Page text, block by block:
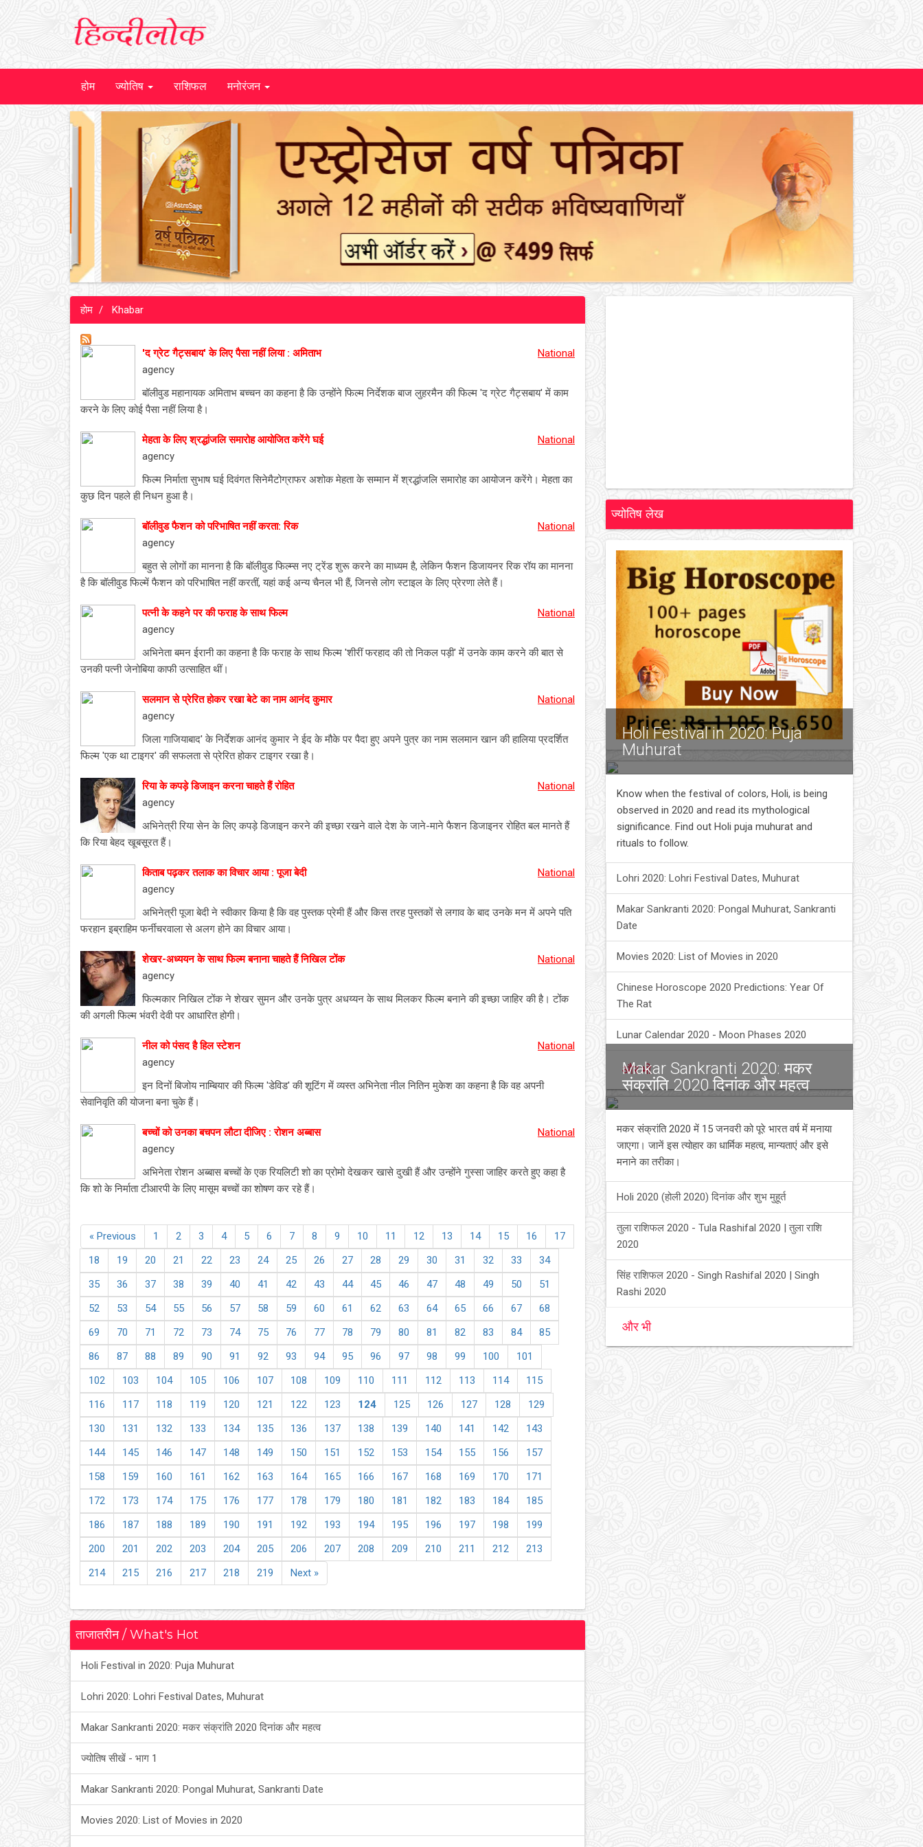
होम ज्योतिष राशिफल मनोरंजन
होम Khabar
'द ग्रेट गैट्सबाय' के लिए पैसा नहीं लिया : अमिताभ
National
agency
बॉलीवुड महानायक अमिताभ बच्चन का कहना है कि उन्होंने फिल्म निर्देशक बाज लुहरमैन की फिल्म 'द ग्रेट गैट्सबाय' में काम
करने के लिए कोई पैसा नहीं लिया है।
मेहता के लिए श्रद्धांजलि समारोह आयोजित करेंगे घई
National
agency
फिल्म निर्माता सुभाष घई दिवंगत सिनेमैटोग्राफर अशोक मेहता के सम्मान में श्रद्धांजलि समारोह का आयोजन करेंगे। मेहता का
कुछ दिन पहले ही निधन हुआ है।
बॉलीवुड फैशन को परिभाषित नहीं करता: रिक
National
agency
बहुत से लोगों का मानना है कि बॉलीवुड फिल्म्स नए ट्रेंड शुरू करने का माध्यम है, लेकिन फैशन डिजायनर रिक रॉय का मानना
है कि बॉलीवुड फिल्में फैशन को परिभाषित नहीं करतीं, यहां कई अन्य चैनल भी हैं, जिनसे लोग स्टाइल के लिए प्रेरणा लेते हैं।
पत्नी के कहने पर की फराह के साथ फिल्म
National
agency
अभिनेता बमन ईरानी का कहना है कि फराह के साथ फिल्म 'शीरीं फरहाद की तो निकल पड़ी' में उनके काम करने की बात से
उनकी पत्नी जेनोबिया काफी उत्साहित थीं।
सलमान से प्रेरित होकर रखा बेटे का नाम आनंद कुमार
National
agency
जिला गाजियाबाद' के निर्देशक आनंद कुमार ने ईद के मौके पर पैदा हुए अपने पुत्र का नाम सलमान खान की हालिया प्रदर्शित
फिल्म 'एक था टाइगर' की सफलता से प्रेरित होकर टाइगर रखा है।
रिया के कपड़े डिजाइन करना चाहते हैं रोहित
National
agency
अभिनेत्री रिया सेन के लिए कपड़े डिजाइन करने की इच्छा रखने वाले देश के जाने-माने फैशन डिजाइनर रोहित बल मानते हैं
कि रिया बेहद खूबसूरत हैं।
किताब पढ़कर तलाक का विचार आया : पूजा बेदी
National
agency
अभिनेत्री पूजा बेदी ने स्वीकार किया है कि वह पुस्तक प्रेमी हैं और किस तरह पुस्तकों से लगाव के बाद उनके मन में अपने पति
फरहान इब्राहिम फर्नीचरवाला से अलग होने का विचार आया।
शेखर-अध्ययन के साथ फिल्म बनाना चाहते हैं निखिल टोंक
National
agency
फिल्मकार निखिल टोंक ने शेखर सुमन और उनके पुत्र अधय्यन के साथ मिलकर फिल्म बनाने की इच्छा जाहिर की है। टोंक
की अगली फिल्म भंवरी देवी पर आधारित होगी।
नील को पंसद है हिल स्टेशन
National
agency
इन दिनों बिजोय नाम्बियार की फिल्म 'डेविड' की शूटिंग में व्यस्त अभिनेता नील नितिन मुकेश का कहना है कि वह अपनी
सेवानिवृति की योजना बना चुके हैं।
बच्चों को उनका बचपन लौटा दीजिए : रोशन अब्बास
National
agency
अभिनेता रोशन अब्बास बच्चों के एक रियलिटी शो का प्रोमो देखकर खासे दुखी हैं और उन्होंने गुस्सा जाहिर करते हुए कहा है
कि शो के निर्माता टीआरपी के लिए मासूम बच्चों का शोषण कर रहे हैं।
« Previous 1 2 3 4 5 6 7 8 9 10 11 12 13 14 15 16
17
18
19 20 21 22 23 24 25 26 27 28 29 30 31 32 33
34
35
36 37 38 39 40 41 42 43 44 45 46 47 48 49 50
51
52
53 54 55 56 57 58 59 60 61 62 63 64 65 66 67
68
69
70 71 72 73 74 75 76 77 78 79 80 81 82 83 84
85
86
87 88 89 90 91 92 93 94 95 96 97 98 99 100
101
102
103 104 105 106 107 108 109 110 111 112 113 114
115
116
117 118 119 120 121 122 123 124 125 126 127 128
129
130
131 132 133 134 135 136 137 138 139 140 141 142
143
144
145 146 147 148 149 150 151 152 153 154 155 156
157
158
159 160 161 162 163 164 165 166 167 168 169 170
171
172
173 174 175 176 177 178 179 180 181 182 183 184
185
186
187 188 189 190 191 192 193 194 195 196 197 198
199
200
201 202 203 204 205 206 207 208 209 210 211 212
213
214
215 216 217 218 219 Next »
ताजातरीन / What's Hot
Holi Festival in 2020: Puja Muhurat
Lohri 2020: Lohri Festival Dates, Muhurat
Makar Sankranti 2020: मकर संक्रांति 2020 दिनांक और महत्व
ज्योतिष सीखें - भाग 1
Makar Sankranti 2020: Pongal Muhurat, Sankranti Date
Movies 2020: List of Movies in 2020
ज्योतिष लेख
Holi Festival in 2020: Puja
Muhurat
Know when the festival of colors, Holi, is being
observed in 2020 and read its mythological
significance. Find out Holi puja muhurat and
rituals to follow.
Lohri 2020: Lohri Festival Dates, Muhurat
Makar Sankranti 2020: Pongal Muhurat, Sankranti
Date
Movies 2020: List of Movies in 2020
Chinese Horoscope 2020 Predictions: Year Of
The Rat
Lunar Calendar 2020 - Moon Phases 2020
और भी
Makar Sankranti 2020: मकर
संक्रांति 2020 दिनांक और महत्व
मकर संक्रांति 2020 में 15 जनवरी को पूरे भारत वर्ष में मनाया
जाएगा। जानें इस त्योहार का धार्मिक महत्व, मान्यताएं और इसे
मनाने का तरीका।
Holi 2020 (होली 2020) दिनांक और शुभ मुहूर्त
तुला राशिफल 2020 - Tula Rashifal 2020 | तुला राशि
2020
सिंह राशिफल 2020 - Singh Rashifal 2020 | Singh
Rashi 2020
और भी